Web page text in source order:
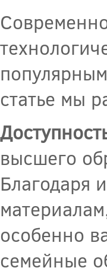
статье мы
высшего
Благодаря
особенно
семейные